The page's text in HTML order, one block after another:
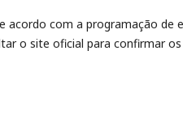
acordo com a programação de
o site oficial para confirmar